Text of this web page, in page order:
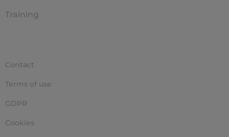
Training
Contact
Terms of use
GDPR
Cookies